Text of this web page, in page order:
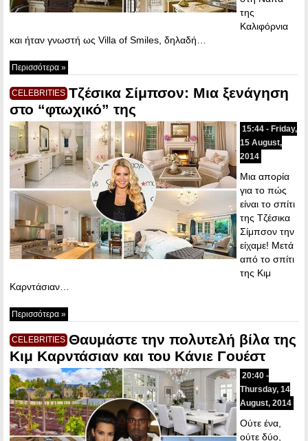
της
Καλιφόρνια
και ήταν γνωστή ως Villa of Smiles, δηλαδή…
Περισσότερα »
CELEBRITIES Τζέσικα Σίμπσον: Μια ξενάγηση
στο “φτωχικό” της
15:44 - Friday,
15 August,
2014
Μια απορία
για το πώς
είναι το σπίτι
της Τζέσικα
Σίμπσον την
είχαμε! Μετά
από το σπίτι
της Κιμ
Καρντάσιαν…
Περισσότερα »
CELEBRITIES Θαυμάστε την πολυτελή βίλα της
Κιμ Καρντάσιαν και του Κάνιε Γουέστ
20:40 -
Thursday, 14
August, 2014
Ούτε ένα,
ούτε δύο,